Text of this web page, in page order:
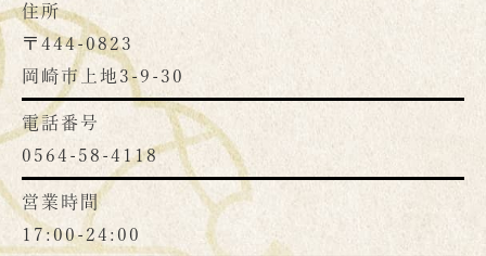
住所
〒444-0823
岡崎市上地3-9-30
電話番号
0564-58-4118
営業時間
17:00-24:00